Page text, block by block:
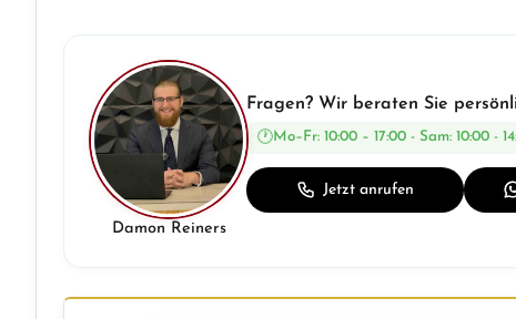
Damon Reiners
Fragen? Wir beraten Sie
Mo–Fr: 10:00 – 17:00 - Sam: 10:00 -
Jetzt anrufen